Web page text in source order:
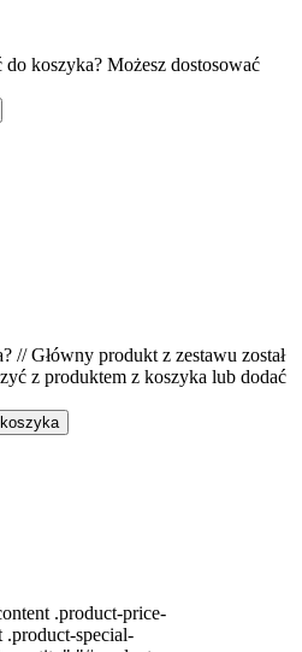
do koszyka? Możesz dostosować
//Główny produkt z zestawu został
z produktem z koszyka lub dodać
.product-price-
special-